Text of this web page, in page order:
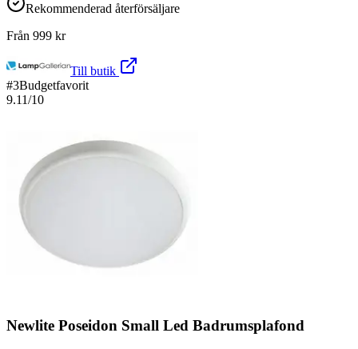
Rekommenderad återförsäljare
Från 999 kr
Till butik
#3Budgetfavorit
9.11/10
Newlite Poseidon Small Led Badrumsplafond